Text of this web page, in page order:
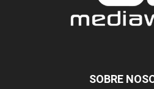
SOBRE